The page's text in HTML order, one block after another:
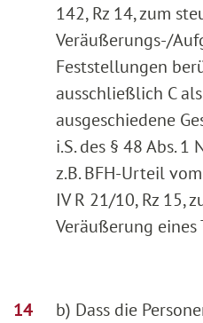
142, Rz 14, zum
Veräußerungs-/
Feststellungen
ausschließlich C
ausgeschiedene
i.S. des § 48 Abs. 1
z.B. BFH-Urteil
IV R 21/10, Rz 15,
Veräußerung eines
b) Dass die